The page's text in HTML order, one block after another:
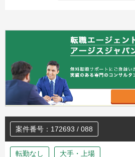
案件番号：172693 / 088
転勤なし 大手・上場